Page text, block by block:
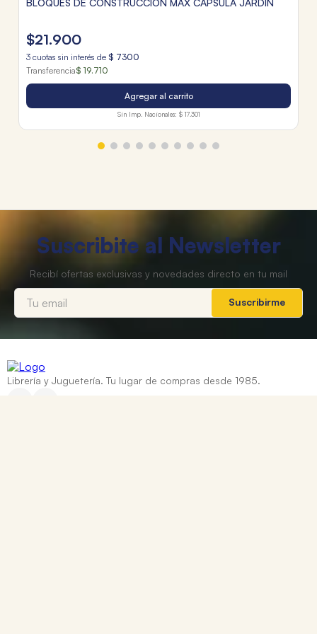
BLOQUES DE CONSTRUCCION MAX CAPSULA JARDIN
$21.900
3 cuotas sin interés de $ 7300
Transferencia$ 19.710
Agregar al carrito
Sin Imp. Nacionales: $ 17.301
Suscribite al Newsletter
Suscribirme
Librería y Juguetería. Tu lugar de compras desde 1985.